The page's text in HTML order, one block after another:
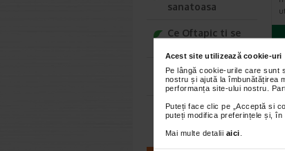
Acest site utilizează cookie-uri
Pe lângă cookie-urile care sunt
nostru și ajută la îmbunătățirea
performanța site-ului nostru.
Puteți face clic pe „Acceptă si
puteți modifica preferințele și,
Mai multe detalii aici
sanatoasa
Ce Oftapic ti se
Adora – Adorabili
din prima clipa
Seturi cadou
Baylis&Harding